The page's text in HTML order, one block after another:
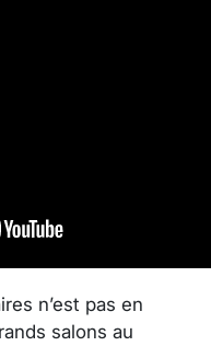
n’est pas en
salons au